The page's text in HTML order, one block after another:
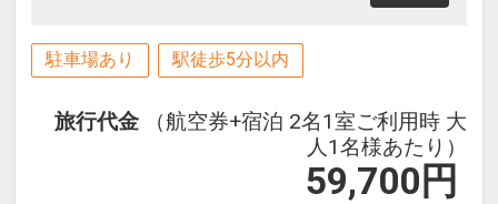
駐車場あり 駅徒歩5分以内
旅行代金
（航空券+宿泊 2名1室ご利用時 大
人1名様あたり）
59,700 円